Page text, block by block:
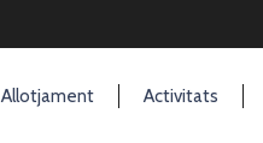
Allotjament Activitats